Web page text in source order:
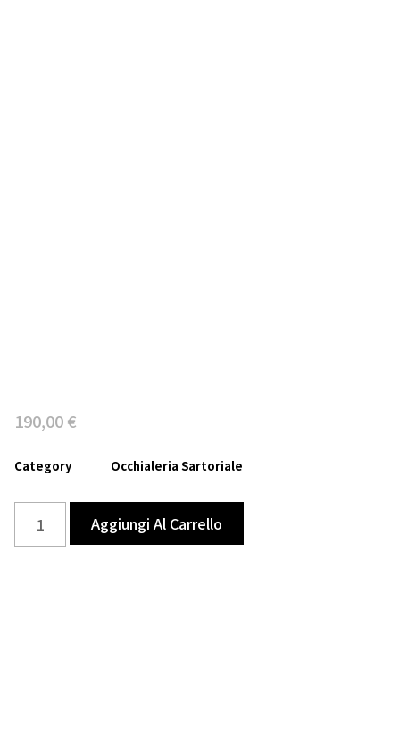
190,00€
Category Occhialeria Sartoriale
Aggiungi Al Carrello